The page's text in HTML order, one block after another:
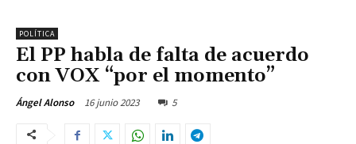
POLÍTICA
El PP habla de falta de acuerdo
con VOX “por el momento”
Ángel Alonso 16 junio 2023 5